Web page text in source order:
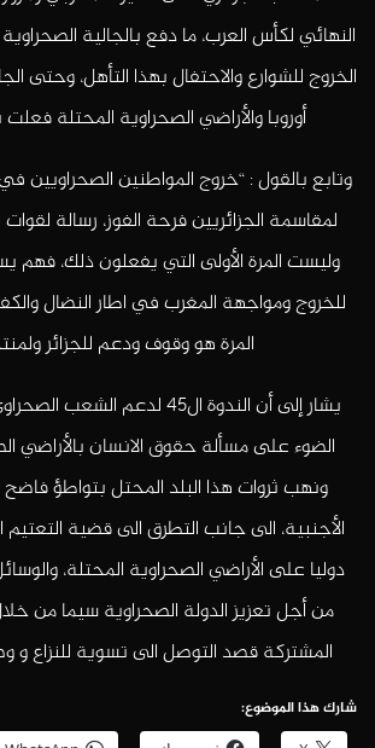
النهائي لكأس العرب، ما دفع بالجالية
الخروج للشوارع والاحتفال بهذا التأهل، وحتى
أوروبا والأراضي الصحراوية المحتلة
وتابع بالقول : “خروج المواطنين الصحراويين
لمقاسمة الجزائريين فرحة الفوز، رسالة لقوات
وليست المرة الأولى التي يفعلون ذلك،
للخروج ومواجهة المغرب في اطار النضال
المرة هو وقوف ودعم للجزائر
يشار إلى أن الندوة ال45 لدعم
الضوء على مسألة حقوق الانسان بالأراضي
ونهب ثروات هذا البلد المحتل بتواطؤ
الأجنبية، الى جانب التطرق الى قضية
دوليا على الأراضي الصحراوية المحتلة،
من أجل تعزيز الدولة الصحراوية سيما من
المشتركة قصد التوصل الى تسوية للنزاع و
شارك هذا الموضوع: